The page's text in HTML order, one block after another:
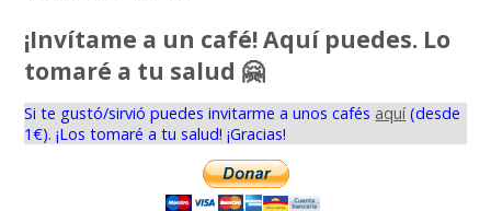
¡Invítame a un café! Aquí puedes. Lo
tomaré a tu salud 🤗
Si te gustó/sirvió puedes invitarme a unos cafés aquí(desde
1€). ¡Los tomaré a tu salud! ¡Gracias!